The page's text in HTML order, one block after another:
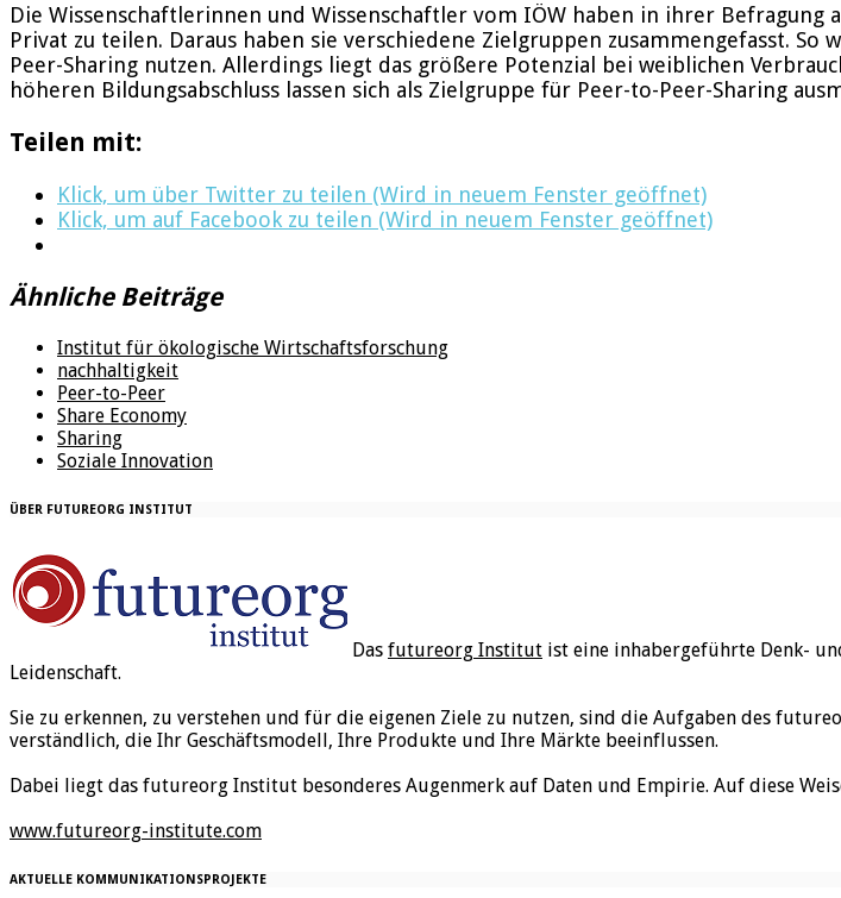
Die Wissenschaftlerinnen und Wissenschaftler vom IÖW haben in ihrer
Privat zu teilen. Daraus haben sie verschiedene Zielgruppen zusammengefasst.
Peer-Sharing nutzen. Allerdings liegt das größere Potenzial bei weiblichen
höheren Bildungsabschluss lassen sich als Zielgruppe für Peer-to-Peer-Sharing
Teilen mit:
Klick, um über Twitter zu teilen (Wird in neuem Fenster geöffnet)
Klick, um auf Facebook zu teilen (Wird in neuem Fenster geöffnet)
Ähnliche Beiträge
Institut für ökologische Wirtschaftsforschung
nachhaltigkeit
Peer-to-Peer
Share Economy
Sharing
Soziale Innovation
ÜBER FUTUREORG INSTITUT
Das futureorg Institut ist eine inhabergeführte Denk-
Leidenschaft.
Sie zu erkennen, zu verstehen und für die eigenen Ziele zu nutzen, sind die Aufgaben des
verständlich, die Ihr Geschäftsmodell, Ihre Produkte und Ihre Märkte beeinflussen.
Dabei liegt das futureorg Institut besonderes Augenmerk auf Daten und Empirie. Auf diese
www.futureorg-institute.com
AKTUELLE KOMMUNIKATIONSPROJEKTE